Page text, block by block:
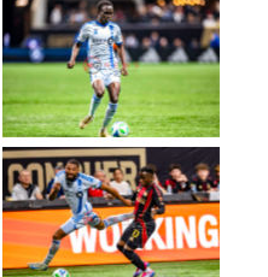
No Caption
No Caption